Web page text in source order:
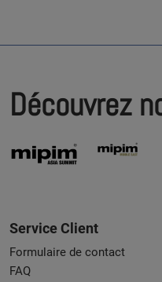
Découvrez
Service Client
Formulaire de contact
FAQ